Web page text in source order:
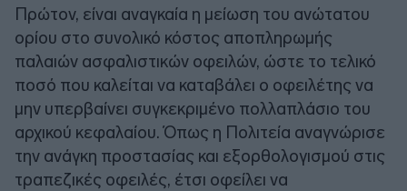
Πρώτον, είναι αναγκαία η μείωση του ανώτατου
ορίου στο συνολικό κόστος αποπληρωμής
παλαιών ασφαλιστικών οφειλών, ώστε το τελικό
ποσό που καλείται να καταβάλει ο οφειλέτης να
μην υπερβαίνει συγκεκριμένο πολλαπλάσιο του
αρχικού κεφαλαίου. Όπως η Πολιτεία αναγνώρισε
την ανάγκη προστασίας και εξορθολογισμού στις
τραπεζικές οφειλές, έτσι οφείλει να